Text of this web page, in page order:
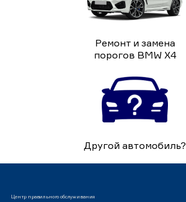
Ремонт и замена
порогов BMW X4
Другой автомобиль?
Центр правильного обслуживания